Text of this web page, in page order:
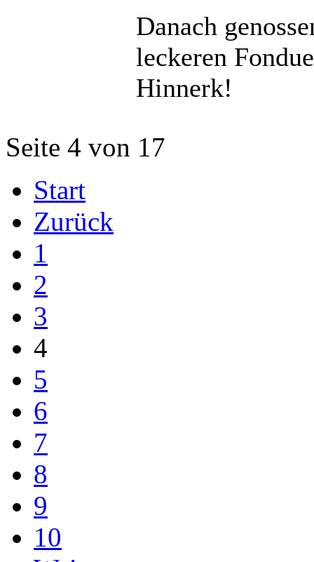
Danach
leckeren
Hinnerk!
Seite 4 von 17
Start
Zurück
1
2
3
4
5
6
7
8
9
10